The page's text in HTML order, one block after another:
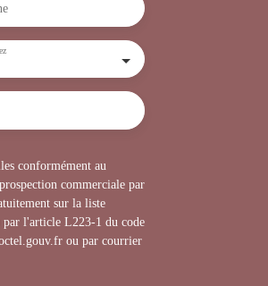
conformément au
commerciale par
sur la liste
par l'article L223-1 du code
ou par courrier